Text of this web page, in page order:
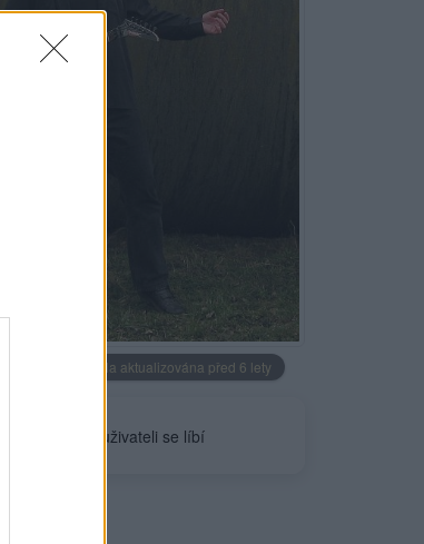
fotografie byla aktualizována před 6 lety
uživateli se líbí